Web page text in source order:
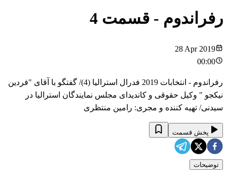
رفراندوم - قسمت 4
28 Apr 2019
00:00
رفراندوم - انتخابات 2019 فدرال استرالیا (4)/ گفتگو با آقای "فردین
نیکجو " وکیل حقوقی و کاندیدای مجلس نمایندگان استرالیا در
سیدنی/ تهیه کننده و مجری: رامین منتظری
پخش قسمت
توضیحات